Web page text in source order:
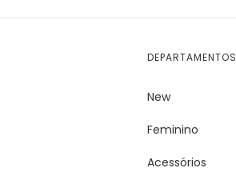
DEPARTAMENTOS
New
Feminino
Acessórios